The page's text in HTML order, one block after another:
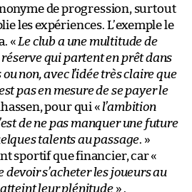
de progression, surtout
les expériences. L’exemple le
« Le club a une multitude de
qui partent en prêt dans
non, avec l’idée très claire que
pas en mesure de se payer le
pour qui « l’ambition
de ne pas manquer une future
talents au passage. »
sportif que financier, car «
devoir s’acheter les joueurs au
leur plénitude» .